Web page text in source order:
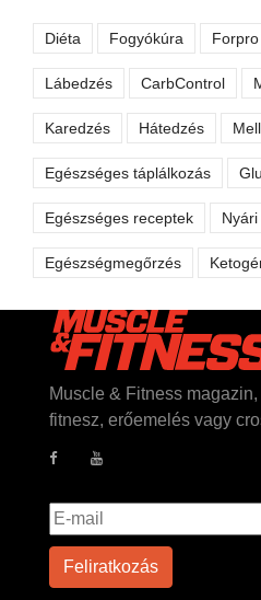
Diéta Fogyókúra Forpro
Lábedzés CarbControl
Karedzés Hátedzés
Egészséges táplálkozás
Egészséges receptek
Egészségmegőrzés
Muscle & Fitness
fitnesz, erőemelés vagy